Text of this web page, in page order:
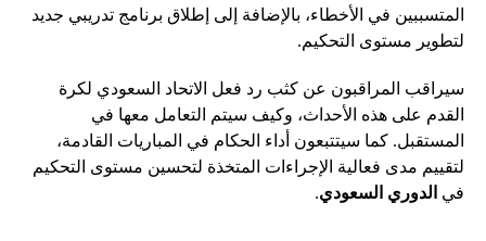
المتسببين في الأخطاء، بالإضافة إلى إطلاق برنامج تدريبي جديد
لتطوير مستوى التحكيم.
سيراقب المراقبون عن كثب رد فعل الاتحاد السعودي لكرة
القدم على هذه الأحداث، وكيف سيتم التعامل معها في
المستقبل. كما سيتتبعون أداء الحكام في المباريات القادمة،
لتقييم مدى فعالية الإجراءات المتخذة لتحسين مستوى التحكيم
في الدوري السعودي.